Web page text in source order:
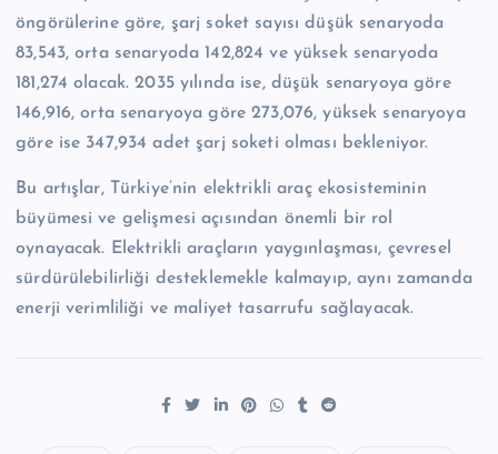
öngörülerine göre, şarj soket sayısı düşük senaryoda
83,543, orta senaryoda 142,824 ve yüksek senaryoda
181,274 olacak. 2035 yılında ise, düşük senaryoya göre
146,916, orta senaryoya göre 273,076, yüksek senaryoya
göre ise 347,934 adet şarj soketi olması bekleniyor.
Bu artışlar, Türkiye’nin elektrikli araç ekosisteminin
büyümesi ve gelişmesi açısından önemli bir rol
oynayacak. Elektrikli araçların yaygınlaşması, çevresel
sürdürülebilirliği desteklemekle kalmayıp, aynı zamanda
enerji verimliliği ve maliyet tasarrufu sağlayacak.